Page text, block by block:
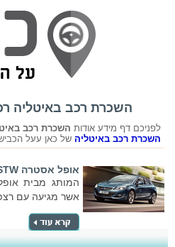
השכרת רכב באיטליה
לפניכם דף מידע אודות השכרת רכב
השכרת רכב באיטליה של כאן עעל
אופל אסטרה STW
המותג מבית
אשר מגיעה עם